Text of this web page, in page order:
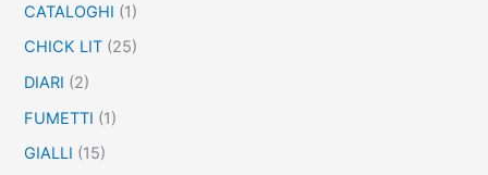
CATALOGHI (1)
CHICK LIT (25)
DIARI (2)
FUMETTI (1)
GIALLI (15)